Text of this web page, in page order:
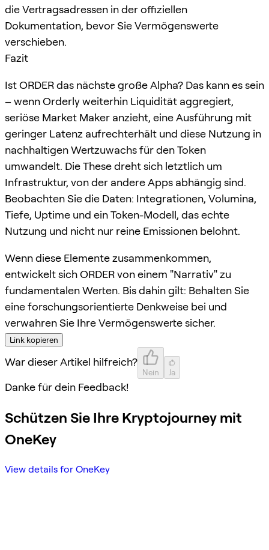
die Vertragsadressen in der offiziellen
Dokumentation, bevor Sie Vermögenswerte
verschieben.
Fazit
Ist ORDER das nächste große Alpha? Das kann es sein
– wenn Orderly weiterhin Liquidität aggregiert,
seriöse Market Maker anzieht, eine Ausführung mit
geringer Latenz aufrechterhält und diese Nutzung in
nachhaltigen Wertzuwachs für den Token
umwandelt. Die These dreht sich letztlich um
Infrastruktur, von der andere Apps abhängig sind.
Beobachten Sie die Daten: Integrationen, Volumina,
Tiefe, Uptime und ein Token-Modell, das echte
Nutzung und nicht nur reine Emissionen belohnt.
Wenn diese Elemente zusammenkommen,
entwickelt sich ORDER von einem "Narrativ" zu
fundamentalen Werten. Bis dahin gilt: Behalten Sie
eine forschungsorientierte Denkweise bei und
verwahren Sie Ihre Vermögenswerte sicher.
Link kopieren
War dieser Artikel hilfreich?
Nein Ja
Danke für dein Feedback!
Schützen Sie Ihre Kryptojourney mit
OneKey
View details for OneKey